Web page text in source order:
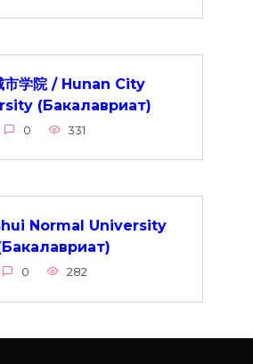
市学院 / Hunan City
(Бакалавриат)
0 331
Normal University
0 282